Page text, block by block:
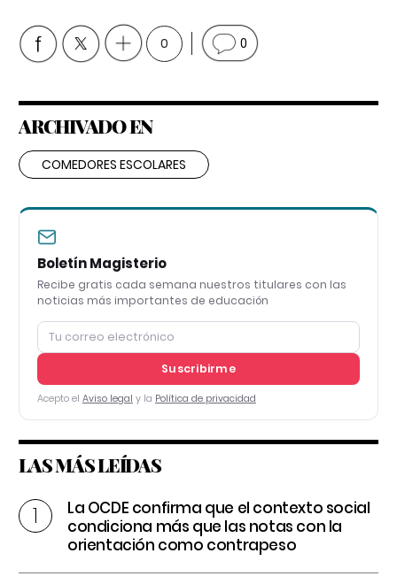
0 0
ARCHIVADO EN
COMEDORES ESCOLARES
Boletín Magisterio
Recibe gratis cada semana nuestros titulares con las
noticias más importantes de educación
Suscribirme
Acepto el Aviso legal y la Política de privacidad
LAS MÁS LEÍDAS
La OCDE confirma que el contexto social
condiciona más que las notas con la
orientación como contrapeso